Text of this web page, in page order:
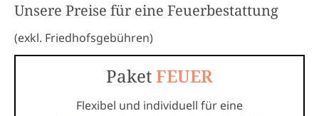
Unsere Preise für eine Feuerbestattung
(exkl. Friedhofsgebühren)
PaketFEUER
Flexibel und individuell für eine